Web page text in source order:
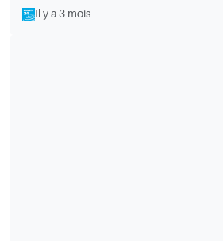
Il y a 3 mois